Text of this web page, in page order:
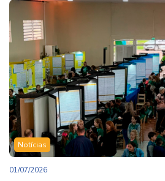
Notícias
01/07/2026